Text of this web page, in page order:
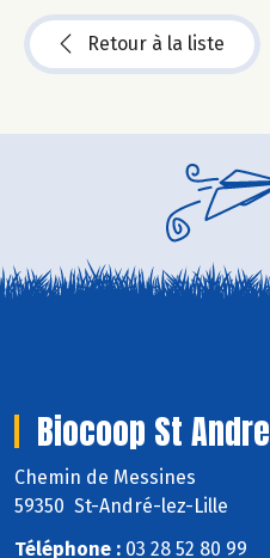
Retour à la liste
Biocoop St Andre
Chemin de Messines
59350 St-André-lez-Lille
Téléphone : 03 28 52 80 99